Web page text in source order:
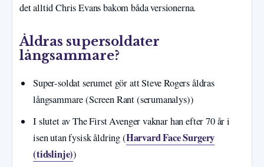
det alltid Chris Evans bakom båda versionerna.
Åldras supersoldater
långsammare?
Super-soldat serumet gör att Steve Rogers åldras
långsammare (Screen Rant (serumanalys))
I slutet av The First Avenger vaknar han efter 70 år i
isen utan fysisk åldring (Harvard Face Surgery
(tidslinje))